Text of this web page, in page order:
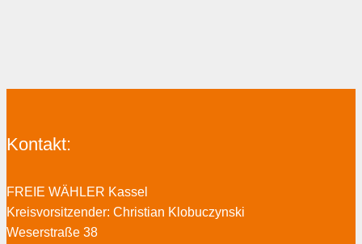
Kontakt:
FREIE WÄHLER Kassel
Kreisvorsitzender: Christian Klobuczynski
Weserstraße 38